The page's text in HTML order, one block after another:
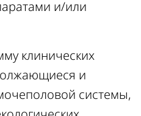
и/или
клинических
и
системы,